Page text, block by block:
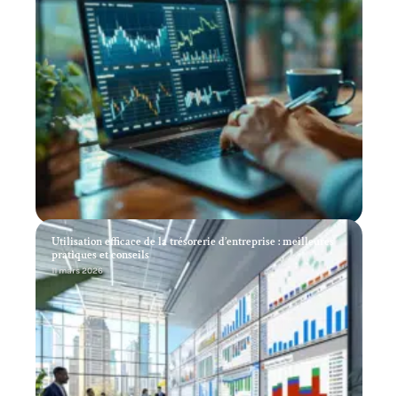
Utilisation efficace de la trésorerie d’entreprise : meilleures
pratiques et conseils
11 mars 2026